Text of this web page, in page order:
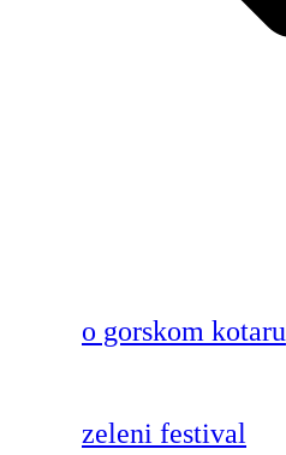
o gorskom kotaru
zeleni festival